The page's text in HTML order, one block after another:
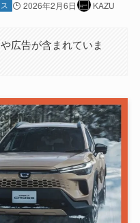
2026年2月6日 KAZU
広告が含まれていま